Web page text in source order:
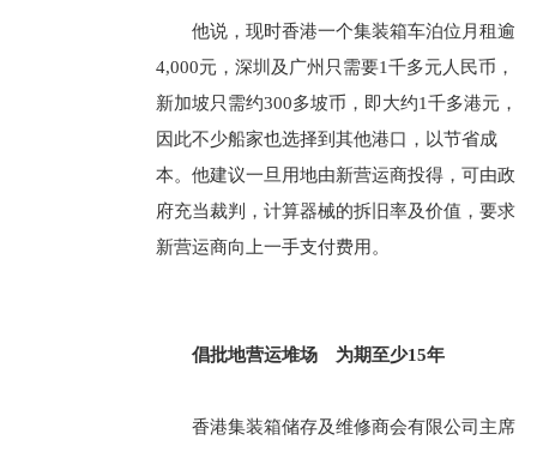
他说，现时香港一个集装箱车泊位月租逾
4,000元，深圳及广州只需要1千多元人民币，
新加坡只需约300多坡币，即大约1千多港元，
因此不少船家也选择到其他港口，以节省成
本。他建议一旦用地由新营运商投得，可由政
府充当裁判，计算器械的拆旧率及价值，要求
新营运商向上一手支付费用。
倡批地营运堆场 为期至少15年
香港集装箱储存及维修商会有限公司主席